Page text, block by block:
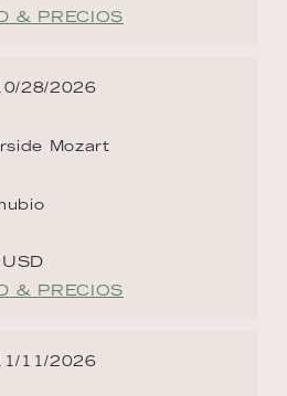
& PRECIOS
28/2026
Mozart
& PRECIOS
11/2026